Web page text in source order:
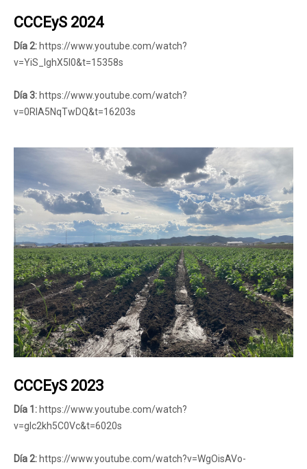
CCCEyS 2024
Día 2: https://www.youtube.com/watch?
v=YiS_IghX5l0&t=15358s
Día 3: https://www.youtube.com/watch?
v=0RIA5NqTwDQ&t=16203s
CCCEyS 2023
Día 1: https://www.youtube.com/watch?
v=glc2kh5C0Vc&t=6020s
Día 2: https://www.youtube.com/watch?v=WgOisAVo-